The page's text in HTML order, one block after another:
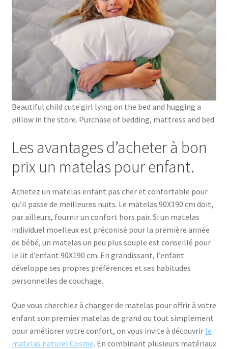
Beautiful child cute girl lying on the bed and hugging a
pillow in the store. Purchase of bedding, mattress and bed.
Les avantages d’acheter à bon
prix un matelas pour enfant.
Achetez un matelas enfant pas cher et confortable pour
qu’il passe de meilleures nuits. Le matelas 90X190 cm doit,
par ailleurs, fournir un confort hors pair. Si un matelas
individuel moelleux est préconisé pour la première année
de bébé, un matelas un peu plus souple est conseillé pour
le lit d’enfant 90X190 cm. En grandissant, l’enfant
développe ses propres préférences et ses habitudes
personnelles de couchage.
Que vous cherchiez à changer de matelas pour offrir à votre
enfant son premier matelas de grand ou tout simplement
pour améliorer votre confort, on vous invite à découvrir le
matelas naturel Cosme. En combinant plusieurs matériaux